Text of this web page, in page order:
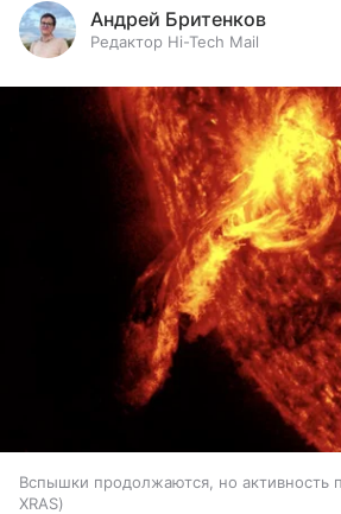
Андрей Бритенков
Редактор Hi-Tech Mail
Вспышки продолжаются, но активность
XRAS